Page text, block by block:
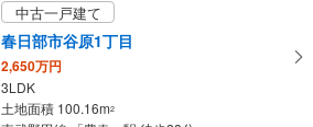
中古一戸建て
春日部市谷原1丁目
2,650万円
3LDK
土地面積 100.16m2